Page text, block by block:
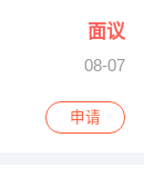
面议
08-07
永虹村 申请